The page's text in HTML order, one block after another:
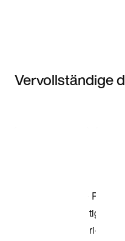
Vervollständige